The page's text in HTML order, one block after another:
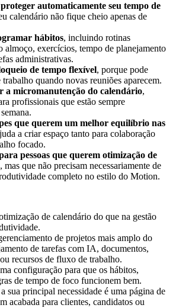
automaticamente seu tempo de
calendário não fique cheio apenas de
hábitos, incluindo rotinas
almoço, exercícios, tempo de planejamento
administrativas.
de tempo flexível, porque pode
quando novas reuniões aparecem.
a micromanutenção do calendário,
profissionais que estão sempre
que querem um melhor equilíbrio nas
a criar espaço tanto para colaboração
focado.
pessoas que querem otimização de
, mas que não precisam necessariamente de
completo no estilo do Motion.
de calendário do que na gestão
de projetos mais amplo do
de tarefas com IA, documentos,
recursos de fluxo de trabalho.
configuração para que os hábitos,
de tempo de foco funcionem bem.
sua principal necessidade é uma página de
acabada para clientes, candidatos ou